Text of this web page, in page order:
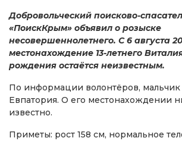
Добровольческий поисково-
«ПоискКрым» объявил о розыске
несовершеннолетнего. С 6 августа
местонахождение 13-летнего
рождения остаётся неизвестным.
По информации волонтёров, мальчик
Евпатория. О его местонахождении
известно.
Приметы: рост 158 см, нормальное